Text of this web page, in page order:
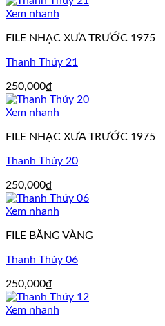
Xem nhanh
FILE NHẠC XƯA TRƯỚC 1975
Thanh Thúy 21
250,000₫
Xem nhanh
FILE NHẠC XƯA TRƯỚC 1975
Thanh Thúy 20
250,000₫
Xem nhanh
FILE BĂNG VÀNG
Thanh Thúy 06
250,000₫
Xem nhanh